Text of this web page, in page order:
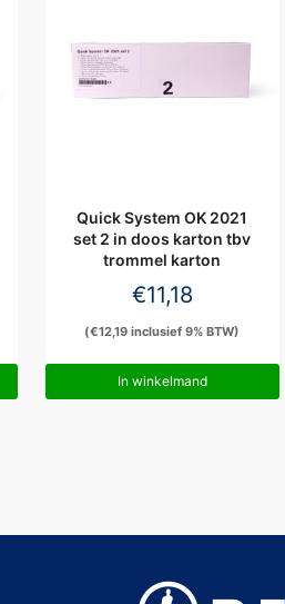
Quick System OK 2021
set 2 in doos karton tbv
trommel karton
€11,18
(€12,19 inclusief 9% BTW)
In winkelmand